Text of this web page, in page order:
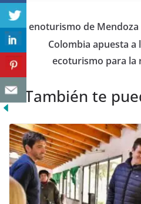
El enoturismo de
Colombia apuesta
ecoturismo para la
También te